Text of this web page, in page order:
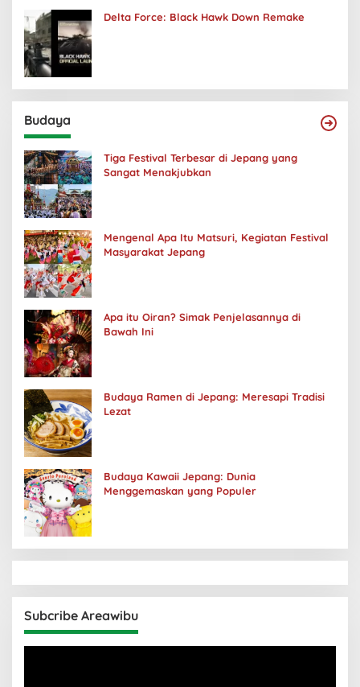
Delta Force: Black Hawk Down Remake
Budaya
Tiga Festival Terbesar di Jepang yang
Sangat Menakjubkan
Mengenal Apa Itu Matsuri, Kegiatan Festival
Masyarakat Jepang
Apa itu Oiran? Simak Penjelasannya di
Bawah Ini
Budaya Ramen di Jepang: Meresapi Tradisi
Lezat
Budaya Kawaii Jepang: Dunia
Menggemaskan yang Populer
Subcribe Areawibu